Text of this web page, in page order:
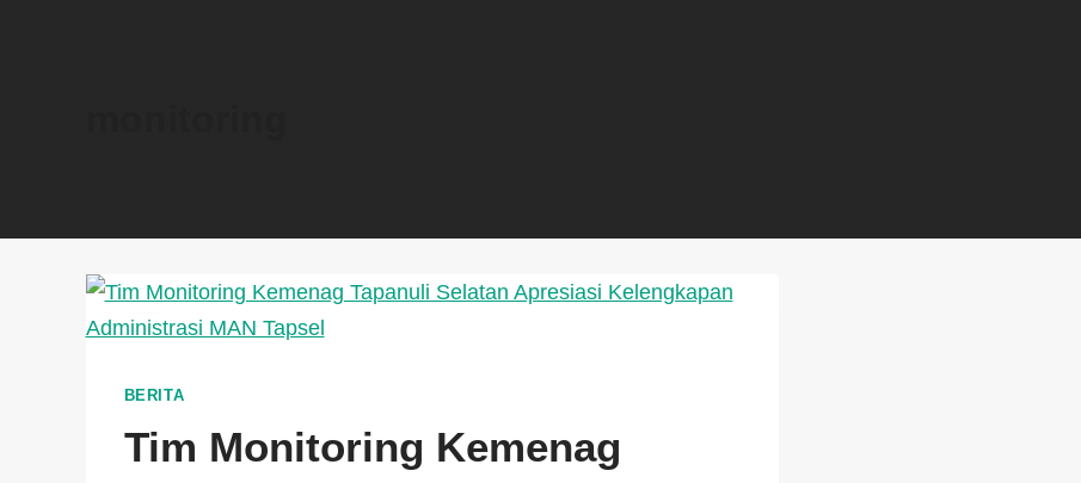
BERITA
Tim Monitoring Kemenag